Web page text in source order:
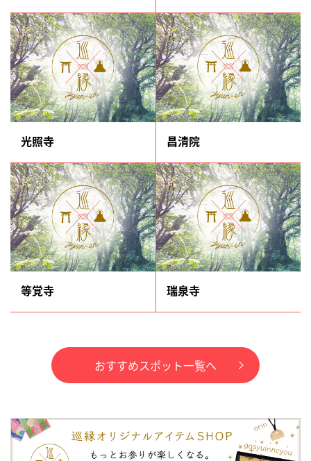
光照寺 昌清院
等覚寺 瑞泉寺
おすすめスポット一覧へ